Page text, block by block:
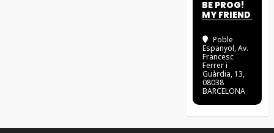
BE PROG!
MY FRIEND
Poble
Espanyol, Av.
Francesc
Ferrer i
Guàrdia, 13,
08038
BARCELONA